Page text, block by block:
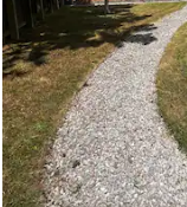
จาก 5, 85 รีวิว